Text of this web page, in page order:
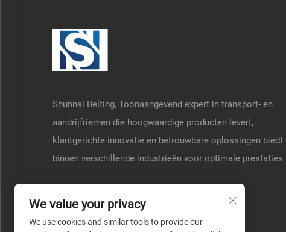
Shunnai Belting, Toonaangevend expert in transport- en
aandrijfriemen die hoogwaardige producten levert,
klantgerichte innovatie en betrouwbare oplossingen biedt
binnen verschillende industrieën voor optimale prestaties.
We value your privacy
We use cookies and similar tools to provide our